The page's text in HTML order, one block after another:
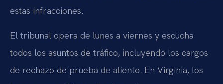
estas infracciones.
El tribunal opera de lunes a viernes y escucha
todos los asuntos de tráfico, incluyendo los cargos
de rechazo de prueba de aliento. En Virginia, los